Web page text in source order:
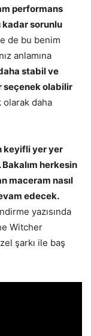
performans
sorunlu
de bu benim
anlamına
stabil ve
seçenek olabilir
daha
keyifli yer yer
herkesin
maceram nasıl
edecek.
yazısında
Witcher
şarkı ile baş